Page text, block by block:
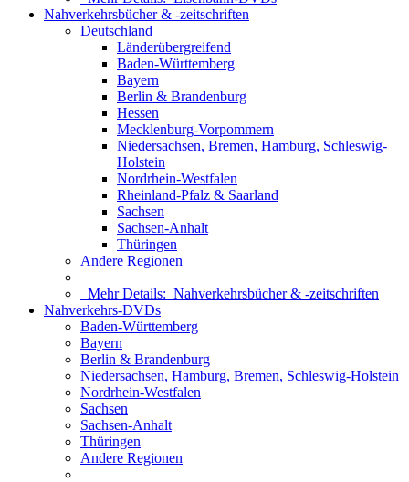
Nahverkehrsbücher & -zeitschriften
Deutschland
Länderübergreifend
Baden-Württemberg
Bayern
Berlin & Brandenburg
Hessen
Mecklenburg-Vorpommern
Niedersachsen, Bremen, Hamburg, Schleswig-
Holstein
Nordrhein-Westfalen
Rheinland-Pfalz & Saarland
Sachsen
Sachsen-Anhalt
Thüringen
Andere Regionen
Mehr Details: Nahverkehrsbücher & -zeitschriften
Nahverkehrs-DVDs
Baden-Württemberg
Bayern
Berlin & Brandenburg
Niedersachsen, Hamburg, Bremen, Schleswig-Holstein
Nordrhein-Westfalen
Sachsen
Sachsen-Anhalt
Thüringen
Andere Regionen